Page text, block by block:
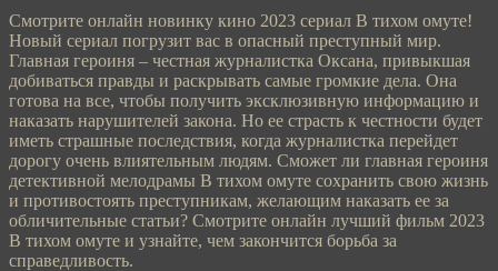
Смотрите онлайн новинку кино 2023 сериал В тихом омуте!
Новый сериал погрузит вас в опасный преступный мир.
Главная героиня – честная журналистка Оксана, привыкшая
добиваться правды и раскрывать самые громкие дела. Она
готова на все, чтобы получить эксклюзивную информацию и
наказать нарушителей закона. Но ее страсть к честности будет
иметь страшные последствия, когда журналистка перейдет
дорогу очень влиятельным людям. Сможет ли главная героиня
детективной мелодрамы В тихом омуте сохранить свою жизнь
и противостоять преступникам, желающим наказать ее за
обличительные статьи? Смотрите онлайн лучший фильм 2023
В тихом омуте и узнайте, чем закончится борьба за
справедливость.